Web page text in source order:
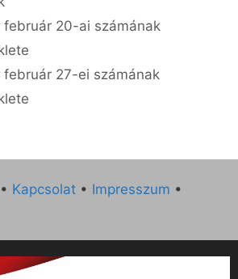
február 20-ai számának
február 27-ei számának
• Kapcsolat • Impresszum •